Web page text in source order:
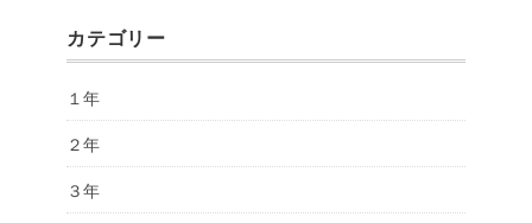
カテゴリー
１年
２年
３年